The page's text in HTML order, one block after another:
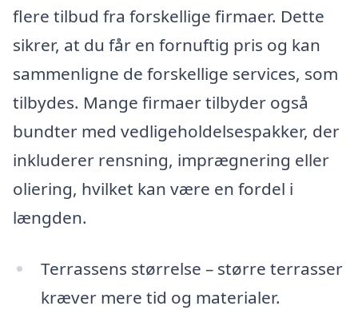
flere tilbud fra forskellige firmaer. Dette
sikrer, at du får en fornuftig pris og kan
sammenligne de forskellige services, som
tilbydes. Mange firmaer tilbyder også
bundter med vedligeholdelsespakker, der
inkluderer rensning, imprægnering eller
oliering, hvilket kan være en fordel i
længden.
Terrassens størrelse – større terrasser
kræver mere tid og materialer.